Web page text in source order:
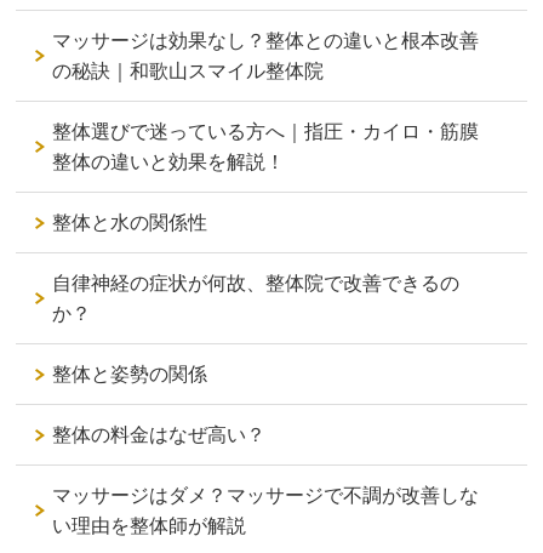
マッサージは効果なし？整体との違いと根本改善
の秘訣｜和歌山スマイル整体院
整体選びで迷っている方へ｜指圧・カイロ・筋膜
整体の違いと効果を解説！
整体と水の関係性
自律神経の症状が何故、整体院で改善できるの
か？
整体と姿勢の関係
整体の料金はなぜ高い？
マッサージはダメ？マッサージで不調が改善しな
い理由を整体師が解説